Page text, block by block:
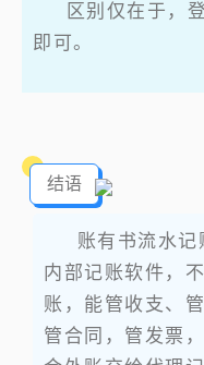
区别仅在于，
即可。
结语
账有书流水
内部记账软件，
账，能管收支、
管合同，管发票